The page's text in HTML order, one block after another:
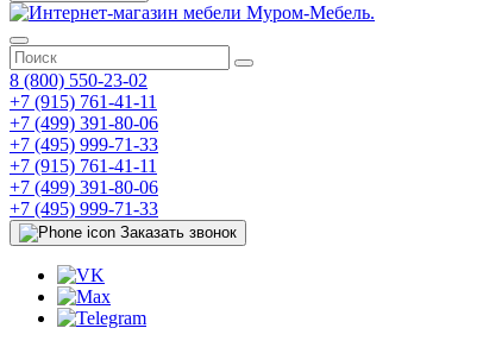
8 (800) 550-23-02
+7 (915) 761-41-11
+7 (499) 391-80-06
+7 (495) 999-71-33
+7 (915) 761-41-11
+7 (499) 391-80-06
+7 (495) 999-71-33
Заказать звонок